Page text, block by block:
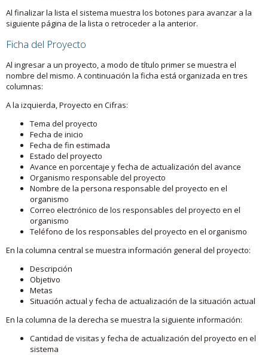
Al finalizar la lista el sistema muestra los botones para avanzar a la
siguiente página de la lista o retroceder a la anterior.
Ficha del Proyecto
Al ingresar a un proyecto, a modo de título primer se muestra el
nombre del mismo. A continuación la ficha está organizada en tres
columnas:
A la izquierda, Proyecto en Cifras:
Tema del proyecto
Fecha de inicio
Fecha de fin estimada
Estado del proyecto
Avance en porcentaje y fecha de actualización del avance
Organismo responsable del proyecto
Nombre de la persona responsable del proyecto en el
organismo
Correo electrónico de los responsables del proyecto en el
organismo
Teléfono de los responsables del proyecto en el organismo
En la columna central se muestra información general del proyecto:
Descripción
Objetivo
Metas
Situación actual y fecha de actualización de la situación actual
En la columna de la derecha se muestra la siguiente información:
Cantidad de visitas y fecha de actualización del proyecto en el
sistema